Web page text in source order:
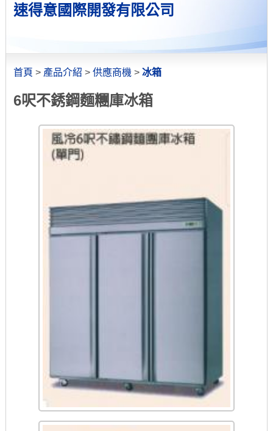
速得意國際開發有限公司
首頁 > 產品介紹 > 供應商機 > 冰箱
6呎不銹鋼麵糰庫冰箱